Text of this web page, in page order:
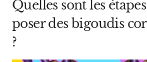
Quelles sont les
poser des bigoudis
?